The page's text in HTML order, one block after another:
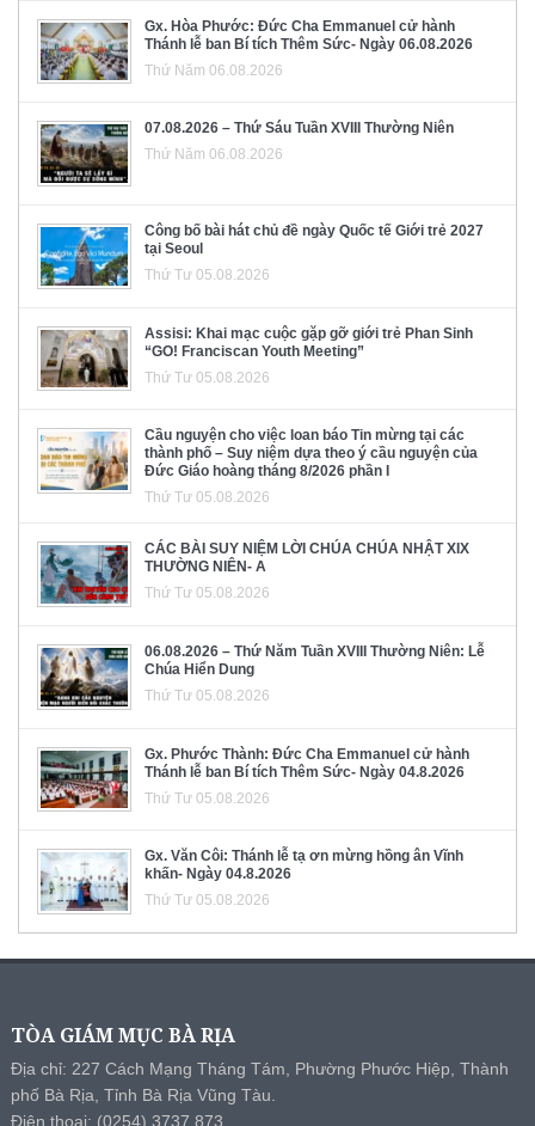
Gx. Hòa Phước: Đức Cha Emmanuel cử hành
Thánh lễ ban Bí tích Thêm Sức- Ngày 06.08.2026
Thứ Năm 06.08.2026
07.08.2026 – Thứ Sáu Tuần XVIII Thường Niên
Thứ Năm 06.08.2026
Công bố bài hát chủ đề ngày Quốc tế Giới trẻ 2027
tại Seoul
Thứ Tư 05.08.2026
Assisi: Khai mạc cuộc gặp gỡ giới trẻ Phan Sinh
“GO! Franciscan Youth Meeting”
Thứ Tư 05.08.2026
Cầu nguyện cho việc loan báo Tin mừng tại các
thành phố – Suy niệm dựa theo ý cầu nguyện của
Đức Giáo hoàng tháng 8/2026 phần I
Thứ Tư 05.08.2026
CÁC BÀI SUY NIỆM LỜI CHÚA CHÚA NHẬT XIX
THƯỜNG NIÊN- A
Thứ Tư 05.08.2026
06.08.2026 – Thứ Năm Tuần XVIII Thường Niên: Lễ
Chúa Hiển Dung
Thứ Tư 05.08.2026
Gx. Phước Thành: Đức Cha Emmanuel cử hành
Thánh lễ ban Bí tích Thêm Sức- Ngày 04.8.2026
Thứ Tư 05.08.2026
Gx. Văn Côi: Thánh lễ tạ ơn mừng hồng ân Vĩnh
khấn- Ngày 04.8.2026
Thứ Tư 05.08.2026
TÒA GIÁM MỤC BÀ RỊA
Địa chỉ: 227 Cách Mạng Tháng Tám, Phường Phước Hiệp, Thành
phố Bà Rịa, Tỉnh Bà Rịa Vũng Tàu.
Điện thoại: (0254) 3737 873